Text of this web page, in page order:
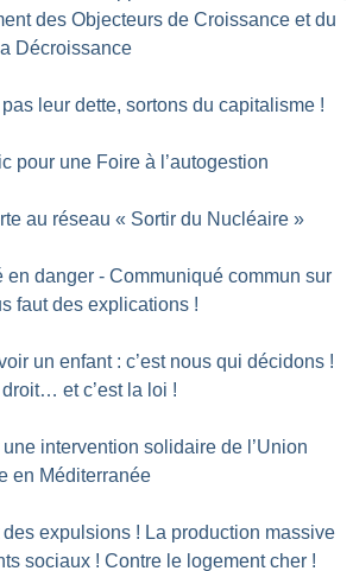
des Objecteurs de Croissance et du
Décroissance
leur dette, sortons du capitalisme !
pour une Foire à l’autogestion
au réseau « Sortir du Nucléaire »
en danger - Communiqué commun sur
faut des explications !
un enfant : c’est nous qui décidons !
droit… et c’est la loi !
intervention solidaire de l’Union
en Méditerranée
des expulsions ! La production massive
sociaux ! Contre le logement cher !